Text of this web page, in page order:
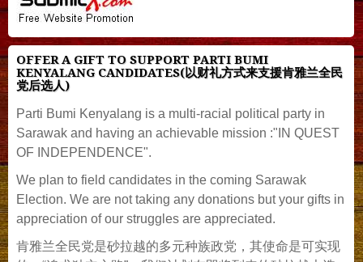
OFFER A GIFT TO SUPPORT PARTI BUMI
KENYALANG CANDIDATES(以财礼方式来支援肯雅兰全民
党后选人)
Parti Bumi Kenyalang is a multi-racial political party in
Sarawak and having an achievable mission :"IN QUEST
OF INDEPENDENCE".
We plan to field candidates in the coming Sarawak
Election. We are not taking any donations but your gifts in
appreciation of our struggles are appreciated.
肯雅兰全民党是砂拉越的多元种族政党，其使命是可实现